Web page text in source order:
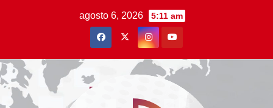
agosto 6, 2026 5:11 am